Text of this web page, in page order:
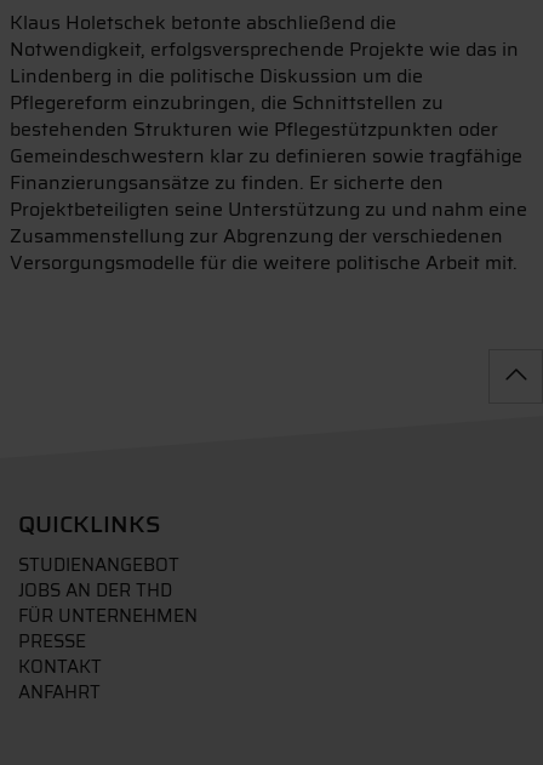
Klaus Holetschek betonte abschließend die
Notwendigkeit, erfolgsversprechende Projekte wie das in
Lindenberg in die politische Diskussion um die
Pflegereform einzubringen, die Schnittstellen zu
bestehenden Strukturen wie Pflegestützpunkten oder
Gemeindeschwestern klar zu definieren sowie tragfähige
Finanzierungsansätze zu finden. Er sicherte den
Projektbeteiligten seine Unterstützung zu und nahm eine
Zusammenstellung zur Abgrenzung der verschiedenen
Versorgungsmodelle für die weitere politische Arbeit mit.
QUICKLINKS
STUDIENANGEBOT
JOBS AN DER THD
FÜR UNTERNEHMEN
PRESSE
KONTAKT
ANFAHRT